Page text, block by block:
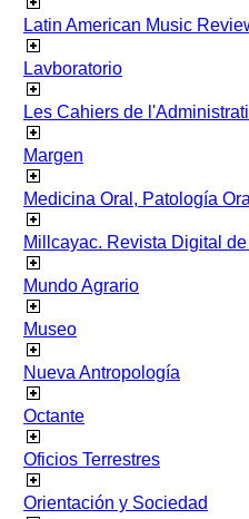
Latin American Music
Lavboratorio
Les Cahiers de
Margen
Medicina Oral, Patología
Millcayac. Revista Digital
Mundo Agrario
Museo
Nueva Antropología
Octante
Oficios Terrestres
Orientación y Sociedad